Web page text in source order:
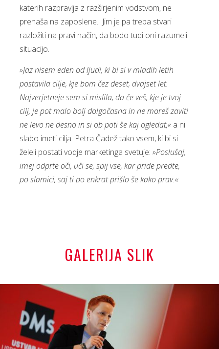
katerih razpravlja z razširjenim vodstvom, ne
prenaša na zaposlene. Jim je pa treba stvari
razložiti na pravi način, da bodo tudi oni razumeli
situacijo.
»Jaz nisem eden od ljudi, ki bi si v mladih letih
postavila cilje, kje bom čez deset, dvajset let.
Najverjetneje sem si mislila, da če veš, kje je tvoj
cilj, je pot malo bolj dolgočasna in ne moreš zaviti
ne levo ne desno in si ob poti še kaj ogledat,« a ni
slabo imeti cilja. Petra Čadež tako vsem, ki bi si
želeli postati vodje marketinga svetuje: »Poslušaj,
imej odprte oči, uči se, spij vse, kar pride predte,
po slamici, saj ti po enkrat prišlo še kako prav.«
GALERIJA SLIK